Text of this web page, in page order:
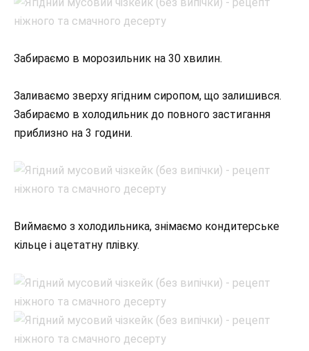
Забираємо в морозильник на 30 хвилин.
Заливаємо зверху ягідним сиропом, що залишився.
Забираємо в холодильник до повного застигання
приблизно на 3 години.
Виймаємо з холодильника, знімаємо кондитерське
кільце і ацетатну плівку.